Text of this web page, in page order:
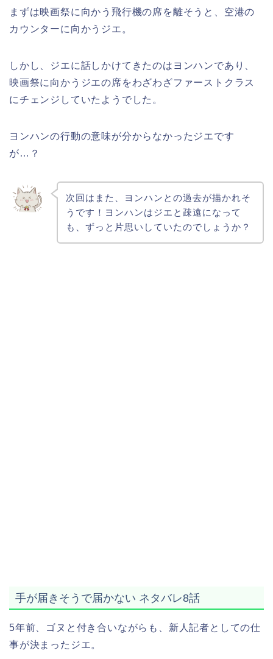
まずは映画祭に向かう飛行機の席を離そうと、空港の
カウンターに向かうジエ。
しかし、ジエに話しかけてきたのはヨンハンであり、
映画祭に向かうジエの席をわざわざファーストクラス
にチェンジしていたようでした。
ヨンハンの行動の意味が分からなかったジエです
が…？
次回はまた、ヨンハンとの過去が描かれそ
うです！ヨンハンはジエと疎遠になって
も、ずっと片思いしていたのでしょうか？
手が届きそうで届かない ネタバレ8話
5年前、ゴヌと付き合いながらも、新人記者としての仕
事が決まったジエ。